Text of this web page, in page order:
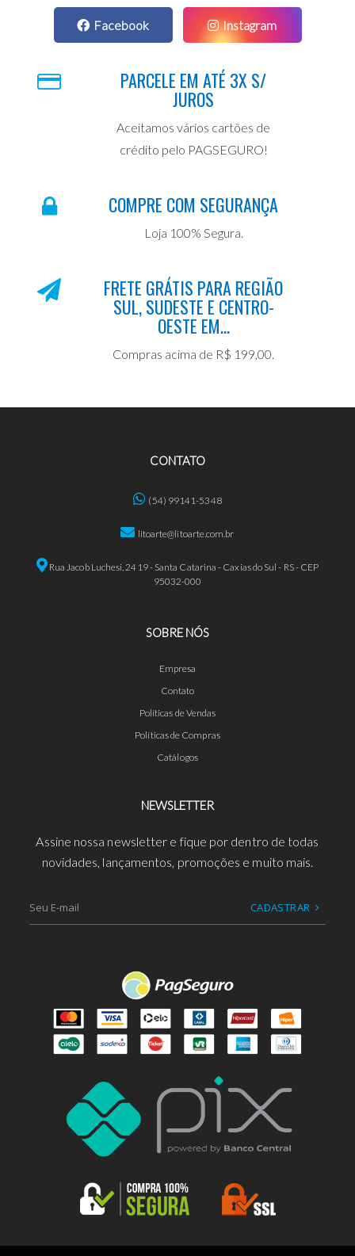
Facebook Instagram
PARCELE EM ATÉ 3X S/
JUROS
Aceitamos vários cartões de
crédito pelo PAGSEGURO!
COMPRE COM SEGURANÇA
Loja 100% Segura.
FRETE GRÁTIS PARA REGIÃO
SUL, SUDESTE E CENTRO-
OESTE EM...
Compras acima de R$ 199,00.
CONTATO
(54) 99141-5348
litoarte@litoarte.com.br
Rua Jacob Luchesi, 2419 - Santa Catarina - Caxias do Sul - RS - CEP
95032-000
SOBRE NÓS
Empresa
Contato
Políticas de Vendas
Políticas de Compras
Catálogos
NEWSLETTER
Assine nossa newsletter e fique por dentro de todas
novidades, lançamentos, promoções e muito mais.
CADASTRAR